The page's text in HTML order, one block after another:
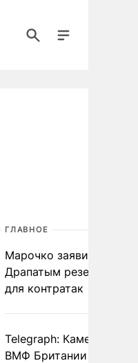
ГЛАВНОЕ
Марочко заявил о
Драпатым резервов
для контратак
Telegraph: Камеры
ВМФ Британии тайно